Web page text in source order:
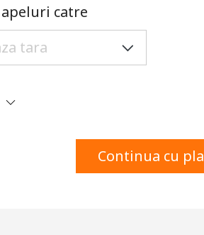
Un numar
Un simbol/litera speciala
Ramai conectat cu noi pentru a
catre
Continua cu